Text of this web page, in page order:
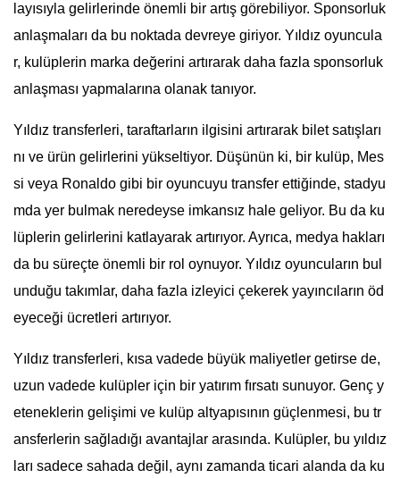
layısıyla gelirlerinde önemli bir artış görebiliyor. Sponsorluk
anlaşmaları da bu noktada devreye giriyor. Yıldız oyuncula
r, kulüplerin marka değerini artırarak daha fazla sponsorluk
anlaşması yapmalarına olanak tanıyor.
Yıldız transferleri, taraftarların ilgisini artırarak bilet satışları
nı ve ürün gelirlerini yükseltiyor. Düşünün ki, bir kulüp, Mes
si veya Ronaldo gibi bir oyuncuyu transfer ettiğinde, stadyu
mda yer bulmak neredeyse imkansız hale geliyor. Bu da ku
lüplerin gelirlerini katlayarak artırıyor. Ayrıca, medya hakları
da bu süreçte önemli bir rol oynuyor. Yıldız oyuncuların bul
unduğu takımlar, daha fazla izleyici çekerek yayıncıların öd
eyeceği ücretleri artırıyor.
Yıldız transferleri, kısa vadede büyük maliyetler getirse de,
uzun vadede kulüpler için bir yatırım fırsatı sunuyor. Genç y
eteneklerin gelişimi ve kulüp altyapısının güçlenmesi, bu tr
ansferlerin sağladığı avantajlar arasında. Kulüpler, bu yıldız
ları sadece sahada değil, aynı zamanda ticari alanda da ku